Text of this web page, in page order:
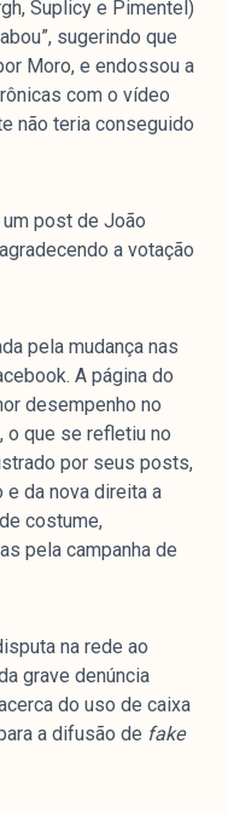
Suplicy e Pimentel)
sugerindo que
Moro, e endossou a
com o vídeo
não teria conseguido
post de João
a votação
pela mudança nas
A página do
desempenho no
o que se refletiu no
por seus posts,
da nova direita a
costume,
pela campanha de
na rede ao
grave denúncia
do uso de caixa
a difusão de fake